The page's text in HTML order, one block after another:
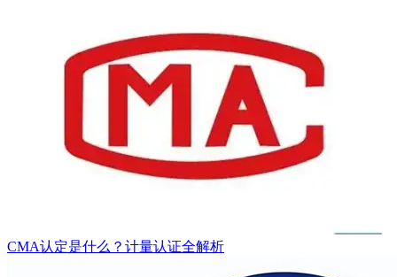
CMA认定是什么？计量认证全解析